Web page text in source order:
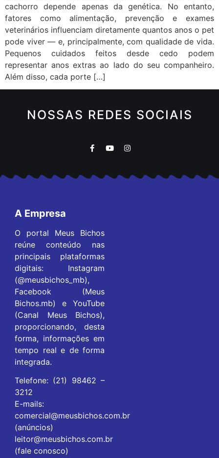
cachorro depende apenas da genética. No entanto,
fatores como alimentação, prevenção e exames
veterinários influenciam diretamente quantos anos o pet
pode viver — e, principalmente, com qualidade de vida.
Pequenos cuidados feitos desde cedo podem
representar anos extras ao lado do seu companheiro.
Além disso, cada porte […]
NOSSAS REDES SOCIAIS
A Empresa
O portal Meus Bichos
reúne conteúdo nas
principais plataformas
digitais: Instagram
(@meusbichos_mb),
Facebook (Meus
Bichos.mb) e YouTube
(Canal Meus Bichos),
proporcionando, desta
forma, informações em
tempo real e de forma
integrada.
Telefone: (21) 98462 –
3212
E-mails:
comercial@meusbichos.com.br
(anúncios)
leitor@meusbichos.com.br
(fale conosco)